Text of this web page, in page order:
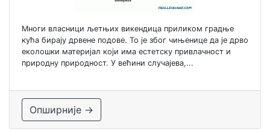
Многи власници љетњих викендица приликом градње
кућа бирају дрвене подове. То је због чињенице да је дрво
еколошки материјал који има естетску привлачност и
природну природност. У већини случајева,...
Опширније →